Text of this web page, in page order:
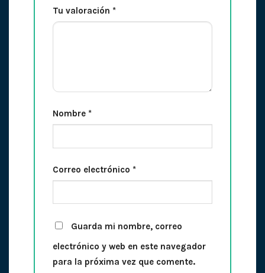
Tu valoración *
Nombre *
Correo electrónico *
Guarda mi nombre, correo
electrónico y web en este navegador
para la próxima vez que comente.